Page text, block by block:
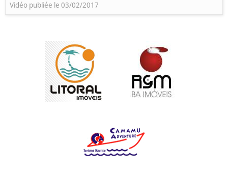
Vidéo publiée le 03/02/2017